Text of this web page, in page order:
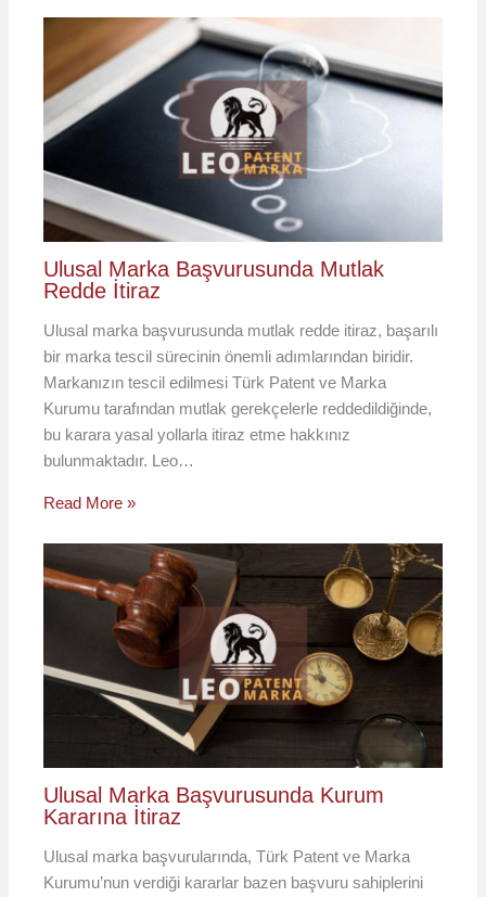
Ulusal Marka Başvurusunda Mutlak
Redde İtiraz
Ulusal marka başvurusunda mutlak redde itiraz, başarılı
bir marka tescil sürecinin önemli adımlarından biridir.
Markanızın tescil edilmesi Türk Patent ve Marka
Kurumu tarafından mutlak gerekçelerle reddedildiğinde,
bu karara yasal yollarla itiraz etme hakkınız
bulunmaktadır. Leo…
Read More »
Ulusal Marka Başvurusunda Kurum
Kararına İtiraz
Ulusal marka başvurularında, Türk Patent ve Marka
Kurumu’nun verdiği kararlar bazen başvuru sahiplerini